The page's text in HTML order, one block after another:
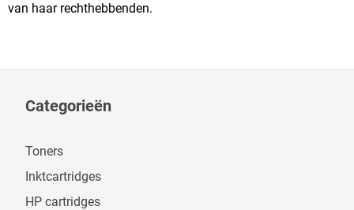
van haar rechthebbenden.
Categorieën
Toners
Inktcartridges
HP cartridges